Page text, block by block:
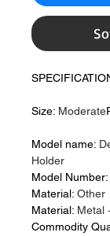
Size: Moderate
Model name:
Holder
Model Number:
Material: Other
Material: Metal
Commodity